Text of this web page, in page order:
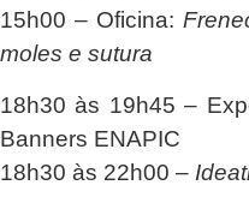
15h00 – Oficina:
moles e sutura
18h30 às 19h45 –
Banners ENAPIC
18h30 às 22h00 –